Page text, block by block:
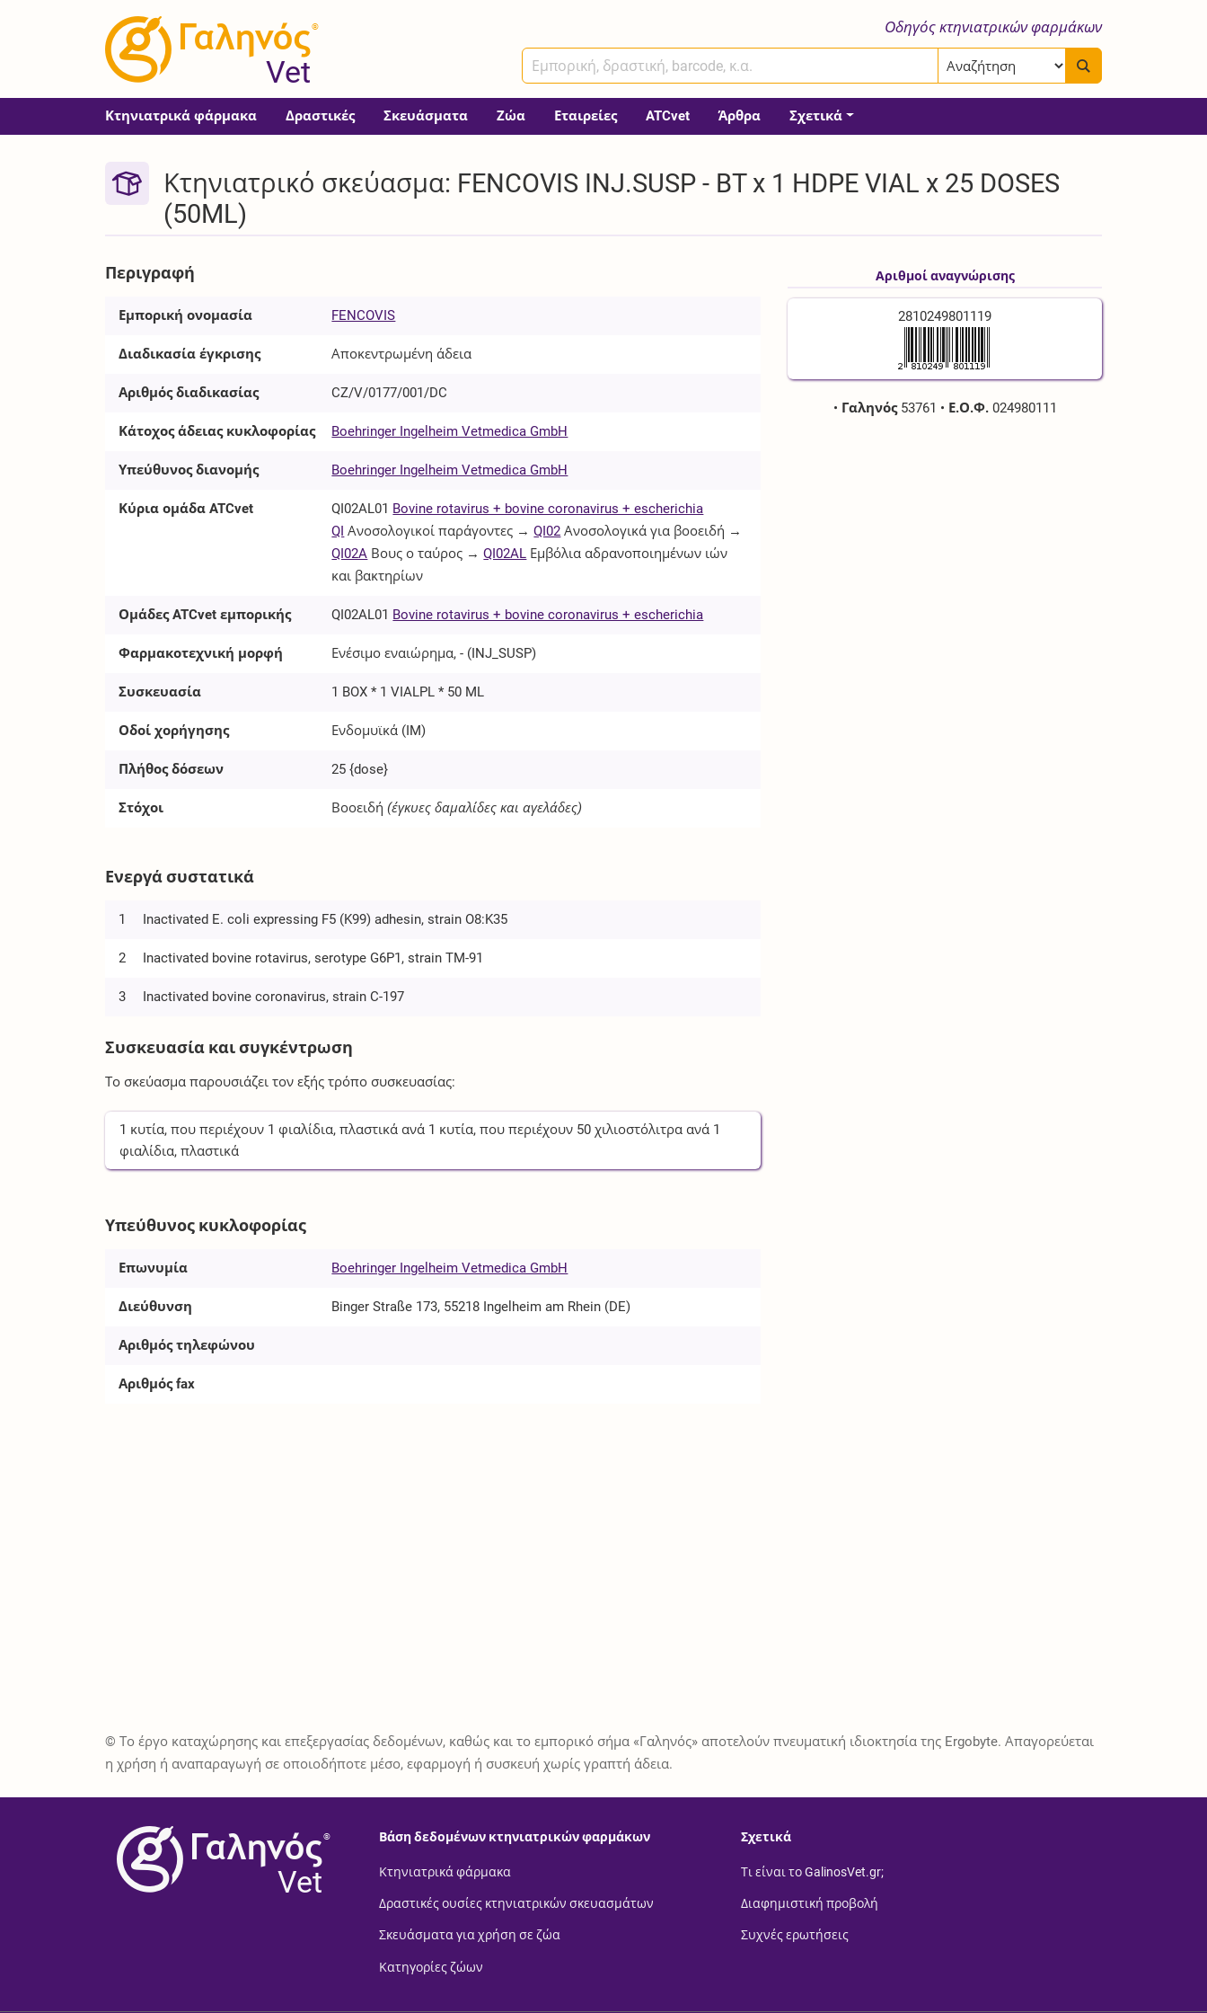
®
Vet
Οδηγός κτηνιατρικών φαρμάκων
Κτηνιατρικά φάρμακα Δραστικές Σκευάσματα Ζώα Εταιρείες ATCvet Άρθρα Σχετικά
Κτηνιατρικό σκεύασμα: FENCOVIS INJ.SUSP - BT x 1 HDPE VIAL x 25 DOSES
(50ML)
Περιγραφή
Εμπορική ονομασία FENCOVIS
Διαδικασία έγκρισης Αποκεντρωμένη άδεια
Αριθμός διαδικασίας CZ/V/0177/001/DC
Κάτοχος άδειας κυκλοφορίας Boehringer Ingelheim Vetmedica GmbH
Υπεύθυνος διανομής Boehringer Ingelheim Vetmedica GmbH
Κύρια ομάδα ATCvet QI02AL01 Bovine rotavirus + bovine coronavirus + escherichia
QI Ανοσολογικοί παράγοντες →QI02 Ανοσολογικά για βοοειδή →
QI02A Βους ο ταύρος →QI02AL Εμβόλια αδρανοποιημένων ιών
και βακτηρίων
Ομάδες ATCvet εμπορικής QI02AL01 Bovine rotavirus + bovine coronavirus + escherichia
Φαρμακοτεχνική μορφή Ενέσιμο εναιώρημα, - (INJ_SUSP)
Συσκευασία 1 BOX * 1 VIALPL * 50 ML
Οδοί χορήγησης Ενδομυϊκά (IM)
Πλήθος δόσεων 25{dose}
Στόχοι Βοοειδή (έγκυες δαμαλίδες και αγελάδες)
Αριθμοί αναγνώρισης
2810249801119
• Γαληνός53761 • Ε.Ο.Φ.024980111
Ενεργά συστατικά
1 Inactivated E. coli expressing F5 (K99) adhesin, strain O8:K35
2 Inactivated bovine rotavirus, serotype G6P1, strain TM-91
3 Inactivated bovine coronavirus, strain C-197
Συσκευασία και συγκέντρωση
Το σκεύασμα παρουσιάζει τον εξής τρόπο συσκευασίας:
1 κυτία, που περιέχουν 1 φιαλίδια, πλαστικά ανά 1 κυτία, που περιέχουν 50 χιλιοστόλιτρα ανά 1
φιαλίδια, πλαστικά
Υπεύθυνος κυκλοφορίας
Επωνυμία Boehringer Ingelheim Vetmedica GmbH
Διεύθυνση Binger Straße 173, 55218 Ingelheim am Rhein (DE)
Αριθμός τηλεφώνου
Αριθμός fax
© Το έργο καταχώρησης και επεξεργασίας δεδομένων, καθώς και το εμπορικό σήμα «Γαληνός» αποτελούν πνευματική ιδιοκτησία της Ergobyte. Απαγορεύεται
η χρήση ή αναπαραγωγή σε οποιοδήποτε μέσο, εφαρμογή ή συσκευή χωρίς γραπτή άδεια.
®
Vet
Βάση δεδομένων κτηνιατρικών φαρμάκων
Κτηνιατρικά φάρμακα
Δραστικές ουσίες κτηνιατρικών σκευασμάτων
Σκευάσματα για χρήση σε ζώα
Κατηγορίες ζώων
Σχετικά
Τι είναι το GalinosVet.gr;
Διαφημιστική προβολή
Συχνές ερωτήσεις